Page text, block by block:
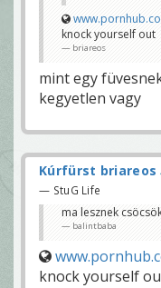
knock yourself out
briareos
mint egy
kegyetlen vagy
Kúrfürst briareos
— StuG Life
ma lesznek
balintbaba
knock yourself